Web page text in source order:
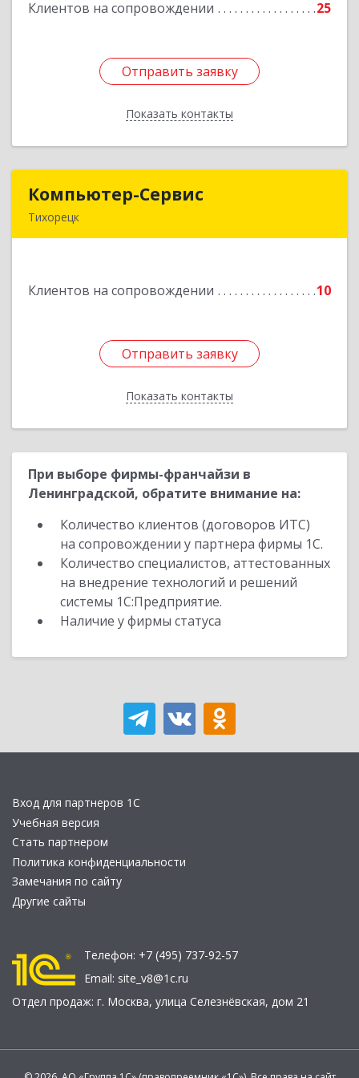
Клиентов на сопровождении 25
Отправить заявку
Показать контакты
Подробнее
Отправить заявку
Назад
Компьютер-Сервис
Тихорецк
Клиентов на сопровождении 10
Отправить заявку
Показать контакты
Компьютер-Сервис
Подробнее
Отправить заявку
Назад
При выборе фирмы-франчайзи в
Ленинградской, обратите внимание на:
Количество клиентов (договоров ИТС)
на сопровождении у партнера фирмы 1С.
Количество специалистов, аттестованных
на внедрение технологий и решений
системы 1С:Предприятие.
Наличие у фирмы статуса
Вход для партнеров 1С
Учебная версия
Стать партнером
Политика конфиденциальности
Замечания по сайту
Другие сайты
Телефон: +7 (495) 737-92-57
Email: site_v8@1c.ru
Отдел продаж: г. Москва, улица Селезнёвская, дом 21